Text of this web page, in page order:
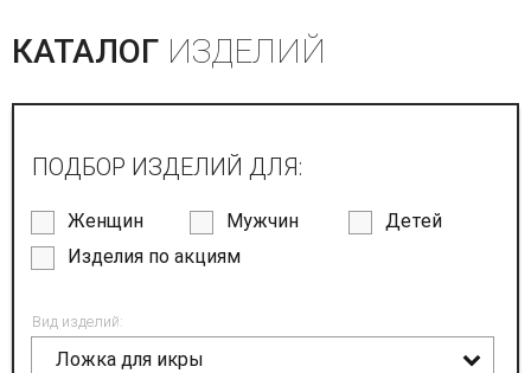
КАТАЛОГ ИЗДЕЛИЙ
ПОДБОР ИЗДЕЛИЙ ДЛЯ:
Женщин Мужчин
Детей
Изделия по акциям
Вид изделий:
Ложка для икры